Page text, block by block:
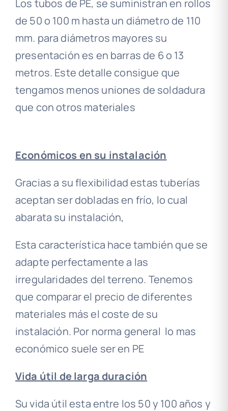
Los tubos de PE, se suministran en rollos
de 50 o 100 m hasta un diámetro de 110
mm. para diámetros mayores su
presentación es en barras de 6 o 13
metros. Este detalle consigue que
tengamos menos uniones de soldadura
que con otros materiales
Económicos en su instalación
Gracias a su flexibilidad estas tuberías
aceptan ser dobladas en frío, lo cual
abarata su instalación,
Esta característica hace también que se
adapte perfectamente a las
irregularidades del terreno. Tenemos
que comparar el precio de diferentes
materiales más el coste de su
instalación. Por norma general lo mas
económico suele ser en PE
Vida útil de larga duración
Su vida útil esta entre los 50 y 100 años y